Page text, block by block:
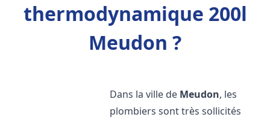
thermodynamique 200l
Meudon ?
Dans la ville de Meudon, les
plombiers sont très sollicités